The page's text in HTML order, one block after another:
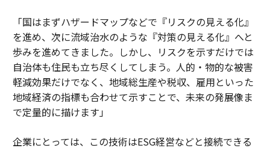
「国はまずハザードマップなどで『リスクの見える化』
を進め、次に流域治水のような『対策の見える化』へと
歩みを進めてきました。しかし、リスクを示すだけでは
自治体も住民も立ち尽くしてしまう。人的・物的な被害
軽減効果だけでなく、地域総生産や税収、雇用といった
地域経済の指標も合わせて示すことで、未来の発展像ま
で定量的に描けます」
企業にとっては、この技術はESG経営などと接続できる